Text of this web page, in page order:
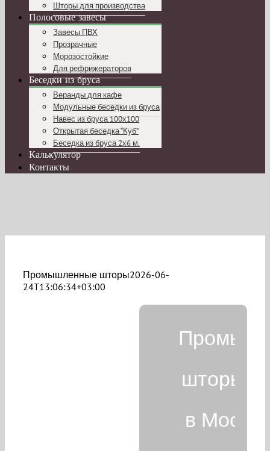
Шторы для производства
Полосовые завесы
Завесы ПВХ
Прозрачные
Морозостойкие
Для рефрижераторов
Беседки из бруса
Веранды для кафе
Модульные беседки из бруса
Навес из бруса 100х100
Открытая беседка “Куб”
Беседка из бруса 2х6 м.
Калькулятор
Контакты
Промышленные шторы2026-06-
24T13:06:34+03:00
шторы
в